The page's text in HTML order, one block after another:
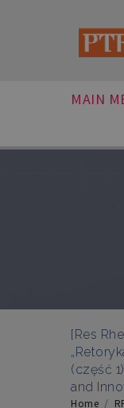
MAIN
[Res
(część
and
Home /